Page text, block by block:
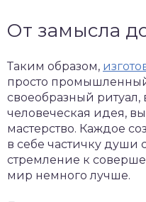
От замысла
Таким образом,
просто
своеобразный
человеческая идея,
мастерство. Каждое
в себе частичку души
стремление к
мир немного лучше.